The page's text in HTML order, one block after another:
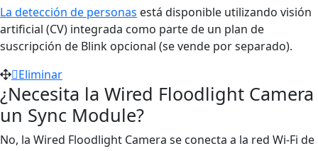
La detección de personas está disponible utilizando visión
artificial (CV) integrada como parte de un plan de
suscripción de Blink opcional (se vende por separado).
Eliminar
¿Necesita la Wired Floodlight Camera
un Sync Module?
No, la Wired Floodlight Camera se conecta a la red Wi-Fi de